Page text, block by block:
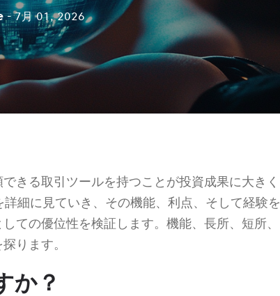
- 7月 01, 2026
きる取引ツールを持つことが投資成果に大きく
詳細に見ていき、その機能、利点、そして経験を
ての優位性を検証します。機能、長所、短所、
ります。
か？